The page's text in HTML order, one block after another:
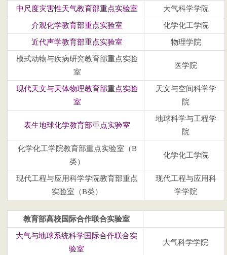
中尺度灾害性天气教育部重点实验室 大气科学学院
介观化学教育部重点实验室 化学化工学院
近代声学教育部重点实验室 物理学院
模式动物与疾病研究教育部重点实验
室
医学院
现代天文与天体物理教育部重点实验
室
天文与空间科学学
院
表生地球化学教育部重点实验室
地球科学与工程学
院
化学化工学院教育部重点实验室（B
类）
化学化工学院
现代工程与应用科学学院教育部重点
实验室（B类）
现代工程与应用科
学学院
教育部高校国际合作联合实验室
大气与地球系统科学国际合作联合实
验室
大气科学学院